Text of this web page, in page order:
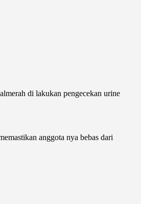
di lakukan pengecekan urine
anggota nya bebas dari